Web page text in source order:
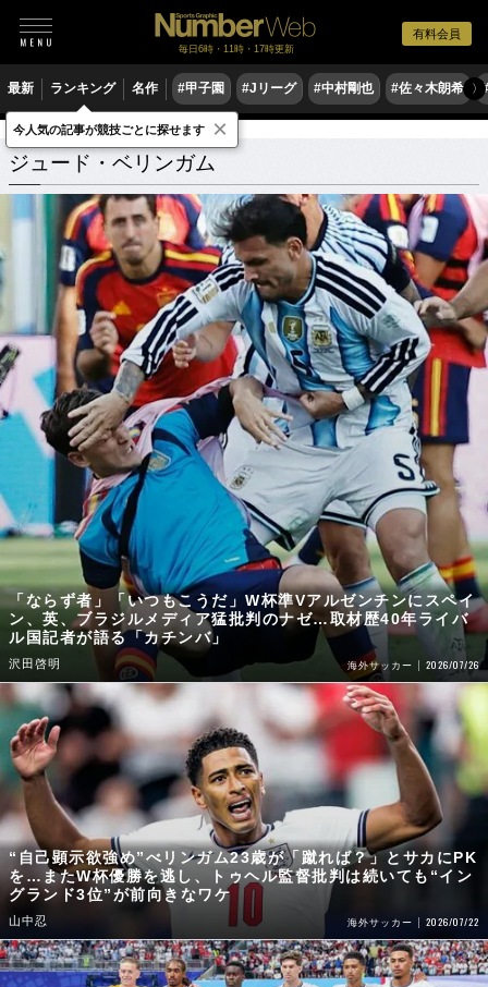
有料会員
毎日6時・11時・17時更新
最新 ランキング 名作 #甲子園 #Jリーグ #中村剛也 #佐々木朗希 〉
ジュード・ベリンガム 関連記事
ジュード・ベリンガム
「ならず者」「いつもこうだ」W杯準Vアルゼンチンにスペイ
ン、英、ブラジルメディア猛批判のナゼ…取材歴40年ライバ
ル国記者が語る「カチンバ」
沢田啓明 海外サッカー 2026/07/26
“自己顕示欲強め”べリンガム23歳が「蹴れば？」とサカにPK
を…またW杯優勝を逃し、トゥヘル監督批判は続いても“イン
グランド3位”が前向きなワケ
山中忍 海外サッカー 2026/07/22
今人気の記事が競技ごとに探せます ×